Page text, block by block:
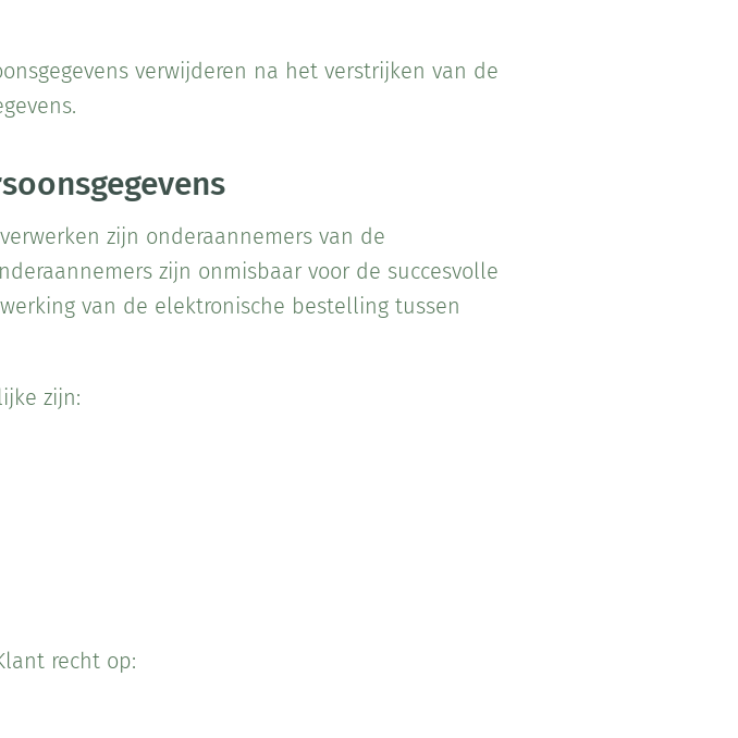
verwijderen na het verstrijken van de
zijn onderaannemers van de
zijn onmisbaar voor de succesvolle
van de elektronische bestelling tussen
zijn:
recht op: